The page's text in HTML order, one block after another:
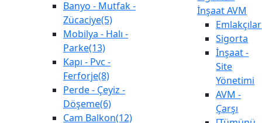
Banyo - Mutfak -
Zücaciye(5)
Mobilya - Halı -
Parke(13)
Kapı - Pvc -
Ferforje(8)
Perde - Çeyiz -
Döşeme(6)
Cam Balkon(12)
İnşaat AVM
Emlakçılar
Sigorta
İnşaat -
Site
Yönetimi
AVM -
Çarşı